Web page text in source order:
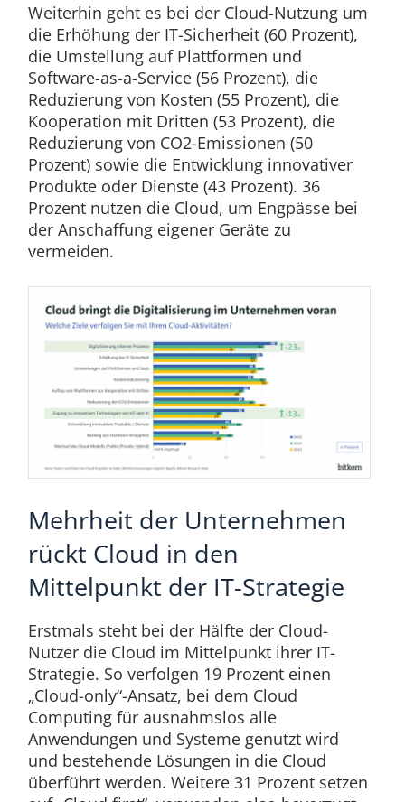
Weiterhin geht es bei der Cloud-Nutzung um
die Erhöhung der IT-Sicherheit (60 Prozent),
die Umstellung auf Plattformen und
Software-as-a-Service (56 Prozent), die
Reduzierung von Kosten (55 Prozent), die
Kooperation mit Dritten (53 Prozent), die
Reduzierung von CO2-Emissionen (50
Prozent) sowie die Entwicklung innovativer
Produkte oder Dienste (43 Prozent). 36
Prozent nutzen die Cloud, um Engpässe bei
der Anschaffung eigener Geräte zu
vermeiden.
Mehrheit der Unternehmen
rückt Cloud in den
Mittelpunkt der IT-Strategie
Erstmals steht bei der Hälfte der Cloud-
Nutzer die Cloud im Mittelpunkt ihrer IT-
Strategie. So verfolgen 19 Prozent einen
„Cloud-only“-Ansatz, bei dem Cloud
Computing für ausnahmslos alle
Anwendungen und Systeme genutzt wird
und bestehende Lösungen in die Cloud
überführt werden. Weitere 31 Prozent setzen